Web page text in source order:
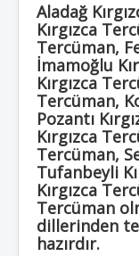
Aladağ
Kırgızca
Tercüman,
İmamoğlu
Kırgızca
Tercüman,
Pozantı
Kırgızca
Tercüman,
Tufanbeyli
Kırgızca
Tercüman
dillerinden
hazırdır.